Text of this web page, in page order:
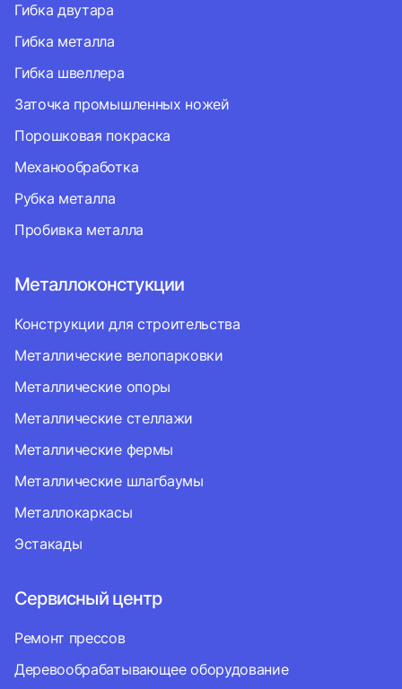
Гибка двутара
Гибка металла
Гибка швеллера
Заточка промышленных ножей
Порошковая покраска
Механообработка
Рубка металла
Пробивка металла
Металлоконстукции
Конструкции для строительства
Металлические велопарковки
Металлические опоры
Металлические стеллажи
Металлические фермы
Металлические шлагбаумы
Металлокаркасы
Эстакады
Сервисный центр
Ремонт прессов
Деревообрабатывающее оборудование